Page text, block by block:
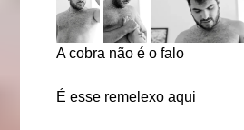
A cobra não é o falo
É esse remelexo aqui